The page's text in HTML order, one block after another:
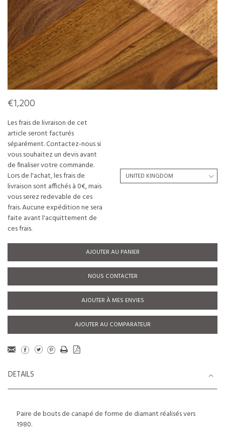
€1,200
Les frais de livraison de cet
article seront facturés
séparément. Contactez-nous si
vous souhaitez un devis avant
de finaliser votre commande.
Lors de l'achat, les frais de
livraison sont affichés à 0€, mais
vous serez redevable de ces
frais. Aucune expédition ne sera
faite avant l'acquittement de
ces frais.
AJOUTER AU PANIER
NOUS CONTACTER
AJOUTER À MES ENVIES
AJOUTER AU COMPARATEUR
DETAILS
Paire de bouts de canapé de forme de diamant réalisés vers
1980.